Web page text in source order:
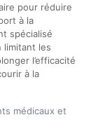
pour réduire
à la
spécialisé
limitant les
l’efficacité
à la
médicaux et